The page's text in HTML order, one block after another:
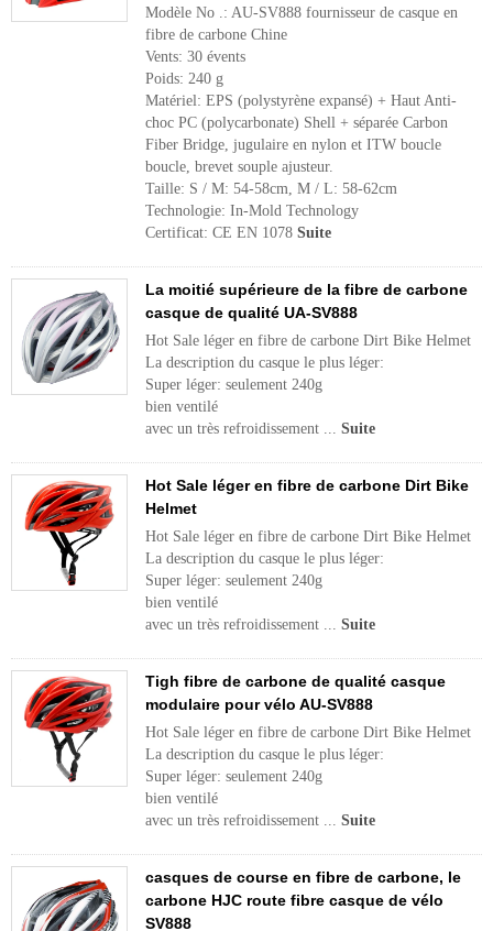
Modèle No .: AU-SV888 fournisseur de casque en
fibre de carbone Chine
Vents: 30 évents
Poids: 240 g
Matériel: EPS (polystyrène expansé) + Haut Anti-
choc PC (polycarbonate) Shell + séparée Carbon
Fiber Bridge, jugulaire en nylon et ITW boucle
boucle, brevet souple ajusteur.
Taille: S / M: 54-58cm, M / L: 58-62cm
Technologie: In-Mold Technology
Certificat: CE EN 1078 Suite
La moitié supérieure de la fibre de carbone
casque de qualité UA-SV888
Hot Sale léger en fibre de carbone Dirt Bike Helmet
La description du casque le plus léger:
Super léger: seulement 240g
bien ventilé
avec un très refroidissement ... Suite
Hot Sale léger en fibre de carbone Dirt Bike
Helmet
Hot Sale léger en fibre de carbone Dirt Bike Helmet
La description du casque le plus léger:
Super léger: seulement 240g
bien ventilé
avec un très refroidissement ... Suite
Tigh fibre de carbone de qualité casque
modulaire pour vélo AU-SV888
Hot Sale léger en fibre de carbone Dirt Bike Helmet
La description du casque le plus léger:
Super léger: seulement 240g
bien ventilé
avec un très refroidissement ... Suite
casques de course en fibre de carbone, le
carbone HJC route fibre casque de vélo
SV888